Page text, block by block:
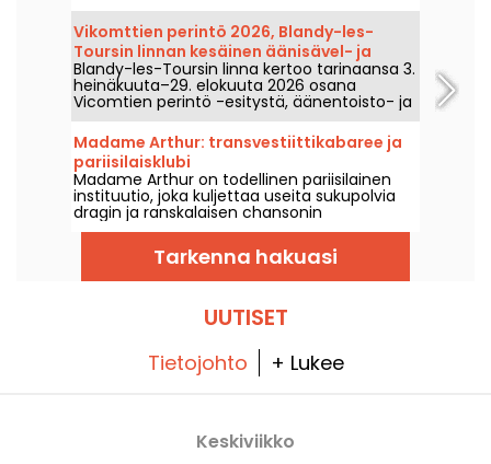
ihailemaan upeiden petolintujen
taianomaisia lennätyksiä, jotka sulautuvat
harmonisesti hevosten kanssa.
Vikomttien perintö 2026, Blandy-les-
Toursin linnan kesäinen äänisävel- ja
valoshow
Blandy-les-Toursin linna kertoo tarinaansa 3.
heinäkuuta–29. elokuuta 2026 osana
Vicomtien perintö -esitystä, äänentoisto- ja
valoshow, joka kuljettaa halki vuosisatojen ja
paljastaa tämän keskiaikaisen linnan saloja.
Kävimme tutustumassa siihen – tässä osin,
mitä teille on tulossa.
Madame Arthur: transvestiittikabaree ja
pariisilaisklubi
Madame Arthur on todellinen pariisilainen
instituutio, joka kuljettaa useita sukupolvia
dragin ja ranskalaisen chansonin
musiikilliseen maailmaansa!
Tarkenna hakuasi
UUTISET
Tietojohto + Lukee
Keskiviikko